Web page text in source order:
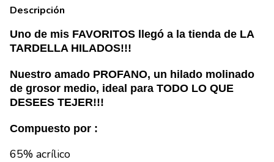
Descripción
Uno de mis FAVORITOS llegó a la tienda de LA
TARDELLA HILADOS!!!
Nuestro amado PROFANO, un hilado molinado
de grosor medio, ideal para TODO LO QUE
DESEES TEJER!!!
Compuesto por :
65% acrílico